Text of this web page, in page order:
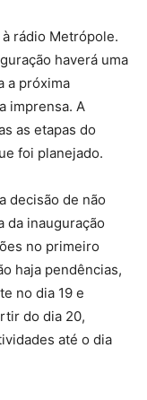
rádio Metrópole.
haverá uma
a próxima
imprensa. A
as etapas do
foi planejado.
decisão de não
da inauguração
no primeiro
haja pendências,
no dia 19 e
do dia 20,
até o dia